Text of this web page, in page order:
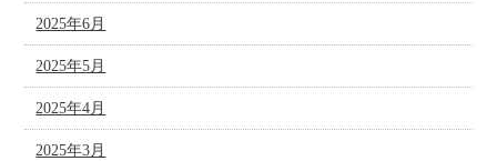
2025年6月
2025年5月
2025年4月
2025年3月